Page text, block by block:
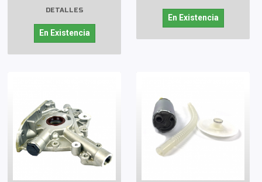
DETALLES
En Existencia
En Existencia